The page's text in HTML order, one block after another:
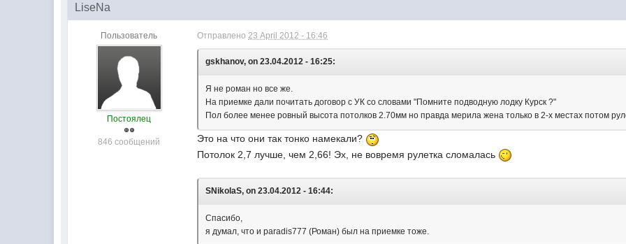
LiseNa
Пользователь
Постоялец
846 сообщений
Отправлено23 April 2012 - 16:46
gskhanov, on 23.04.2012 - 16:25:
Я не роман но все же.
На приемке дали почитать договор с УК со словами "Помните подводную лодку Курск ?"
Пол более менее ровный высота потолков 2.70мм но правда мерила жена только в 2-х местах потом
Это на что они так тонко намекали?
Потолок 2,7 лучше, чем 2,66! Эх, не вовремя рулетка сломалась
SNikolaS, on 23.04.2012 - 16:44:
Спасибо,
я думал, что и paradis777 (Роман) был на приемке тоже.